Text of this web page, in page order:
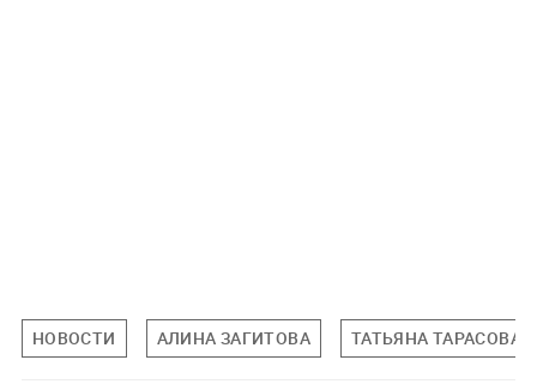
НОВОСТИ АЛИНА ЗАГИТОВА ТАТЬЯНА ТАРАСОВА